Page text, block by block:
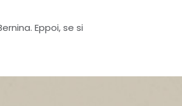
Eppoi, se si